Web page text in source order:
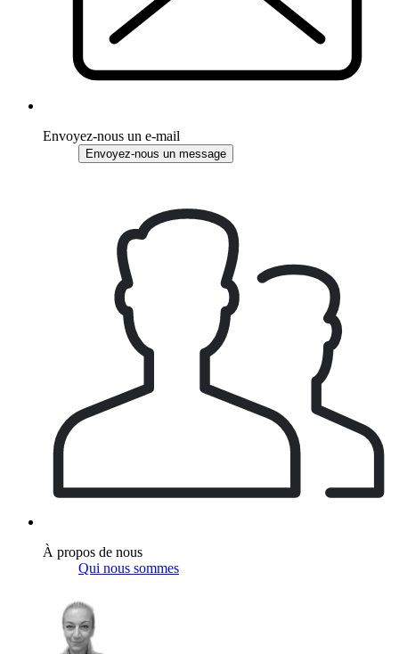
Envoyez-nous un e-mail
Envoyez-nous un message
À propos de nous
Qui nous sommes